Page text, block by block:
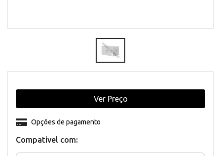
Compativel com:
Opções de pagamento
Ver Preço